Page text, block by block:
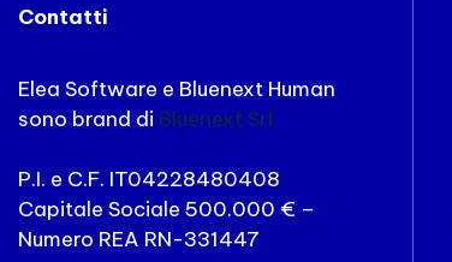
Contatti
Elea Software e Bluenext Human
sono brand di Bluenext Srl
P.I. e C.F. IT04228480408
Capitale Sociale 500.000 € –
Numero REA RN-331447